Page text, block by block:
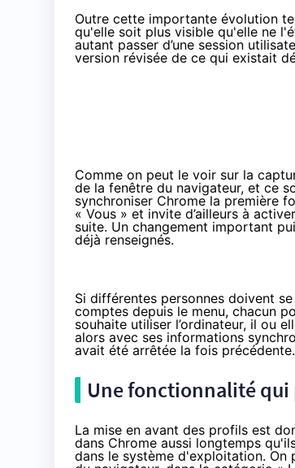
Outre cette importante évolution
qu'elle soit plus visible qu'elle ne
autant passer d’une session
version révisée de ce qui existait
Comme on peut le voir sur la
de la fenêtre du navigateur, et ce
synchroniser Chrome la première
« Vous » et invite d’ailleurs à
suite. Un changement important
déjà renseignés.
Si différentes personnes doivent
comptes depuis le menu, chacun
souhaite utiliser l’ordinateur, il ou
alors avec ses informations
avait été arrêtée la fois précédente.
Une fonctionnalité
La mise en avant des profils est
dans Chrome aussi longtemps
dans le système d'exploitation.